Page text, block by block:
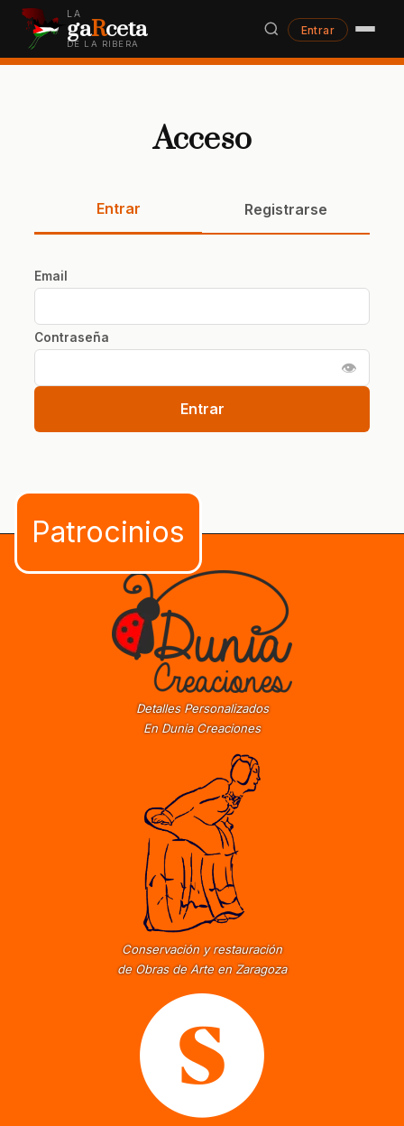
LA
gaRceta
DE LA RIBERA
Entrar
Acceso
Entrar Registrarse
Email
Contraseña
👁
Entrar
Detalles Personalizados
En Dunia Creaciones
Conservación y restauración
de Obras de Arte en Zaragoza